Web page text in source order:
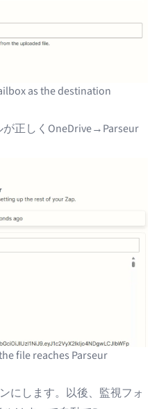
as the destination
正しくOneDrive→Parseur
file reaches Parseur
にします。以後、監視フォ